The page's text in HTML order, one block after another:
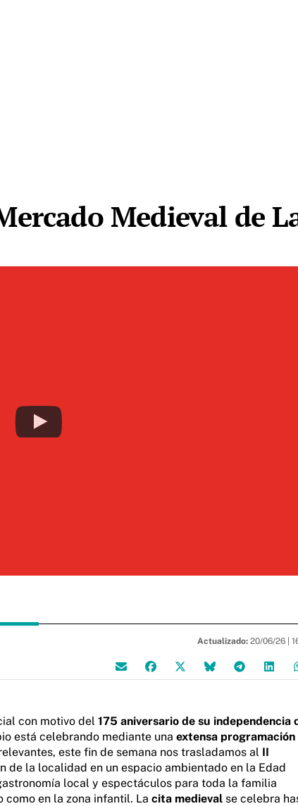
Medieval de
Actualizado: 20/06/26 |
con motivo del 175 aniversario de su independencia
está celebrando mediante una extensa programación
este fin de semana nos trasladamos al II
de la localidad en un espacio ambientado en la Edad
local y espectáculos para toda la familia
en la zona infantil. La cita medieval se celebra